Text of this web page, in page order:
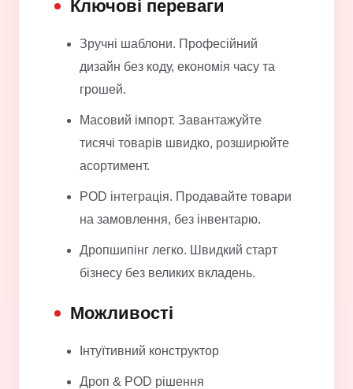
Ключові переваги
Зручні шаблони. Професійний
дизайн без коду, економія часу та
грошей.
Масовий імпорт. Завантажуйте
тисячі товарів швидко, розширюйте
асортимент.
POD інтеграція. Продавайте товари
на замовлення, без інвентарю.
Дропшипінг легко. Швидкий старт
бізнесу без великих вкладень.
Можливості
Інтуїтивний конструктор
Дроп & POD рішення